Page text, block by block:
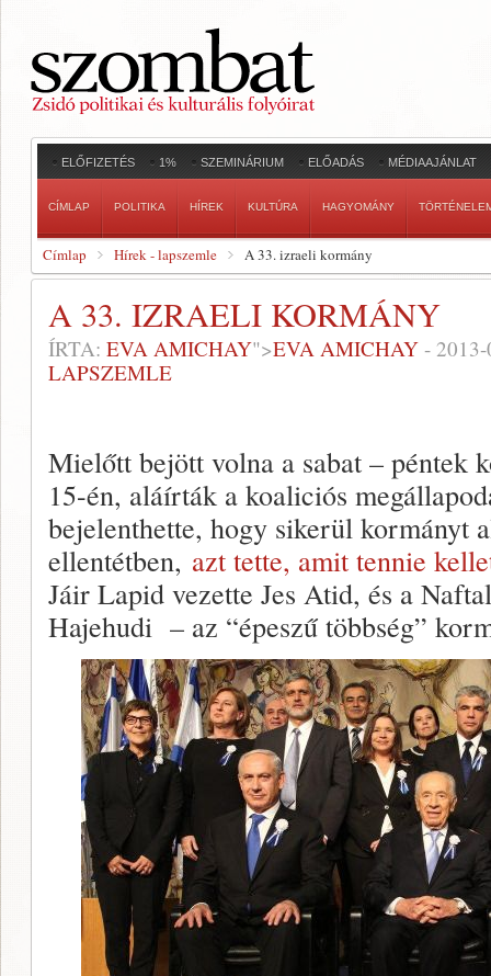
ELŐFIZETÉS 1% SZEMINÁRIUM ELŐADÁS MÉDIAAJÁNLAT
CÍMLAP POLITIKA HÍREK KULTÚRA HAGYOMÁNY
Címlap Hírek - lapszemle A 33. izraeli kormány
A 33. IZRAELI KORMÁNY
ÍRTA: EVA AMICHAY">EVA AMICHAY -
LAPSZEMLE
Mielőtt bejött volna a sabat – péntek
15-én, aláírták a koaliciós
bejelenthette, hogy sikerül kormányt
ellentétben, azt tette, amit tennie
Jáir Lapid vezette Jes Atid, és a
Hajehudi – az “épeszű többség”